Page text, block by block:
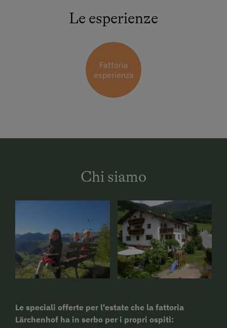
Le esperienze
Fattoria
esperienza
Chi siamo
Le speciali offerte per l'estate che la fattoria
Lärchenhof ha in serbo per i propri ospiti: